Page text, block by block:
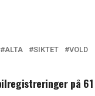
ALTA SIKTET VOLD
på